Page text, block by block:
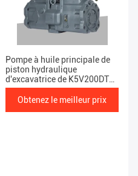
Pompe à huile principale de
piston hydraulique
d'excavatrice de K5V200DTH-
9N2Y pour EC480D
Obtenez le meilleur prix